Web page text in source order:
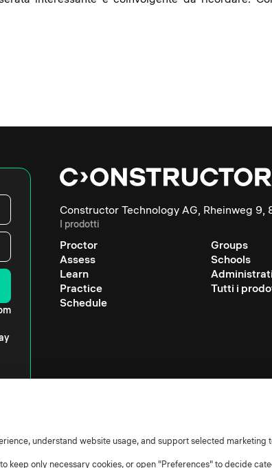
Constructor Technology AG, Rheinweg 9,
I prodotti
Proctor
Assess
Learn
Practice
Schedule
Groups
Schools
Tutti i
understand website usage, and support selected marketing
keep only necessary cookies, or open "Preferences" to decide